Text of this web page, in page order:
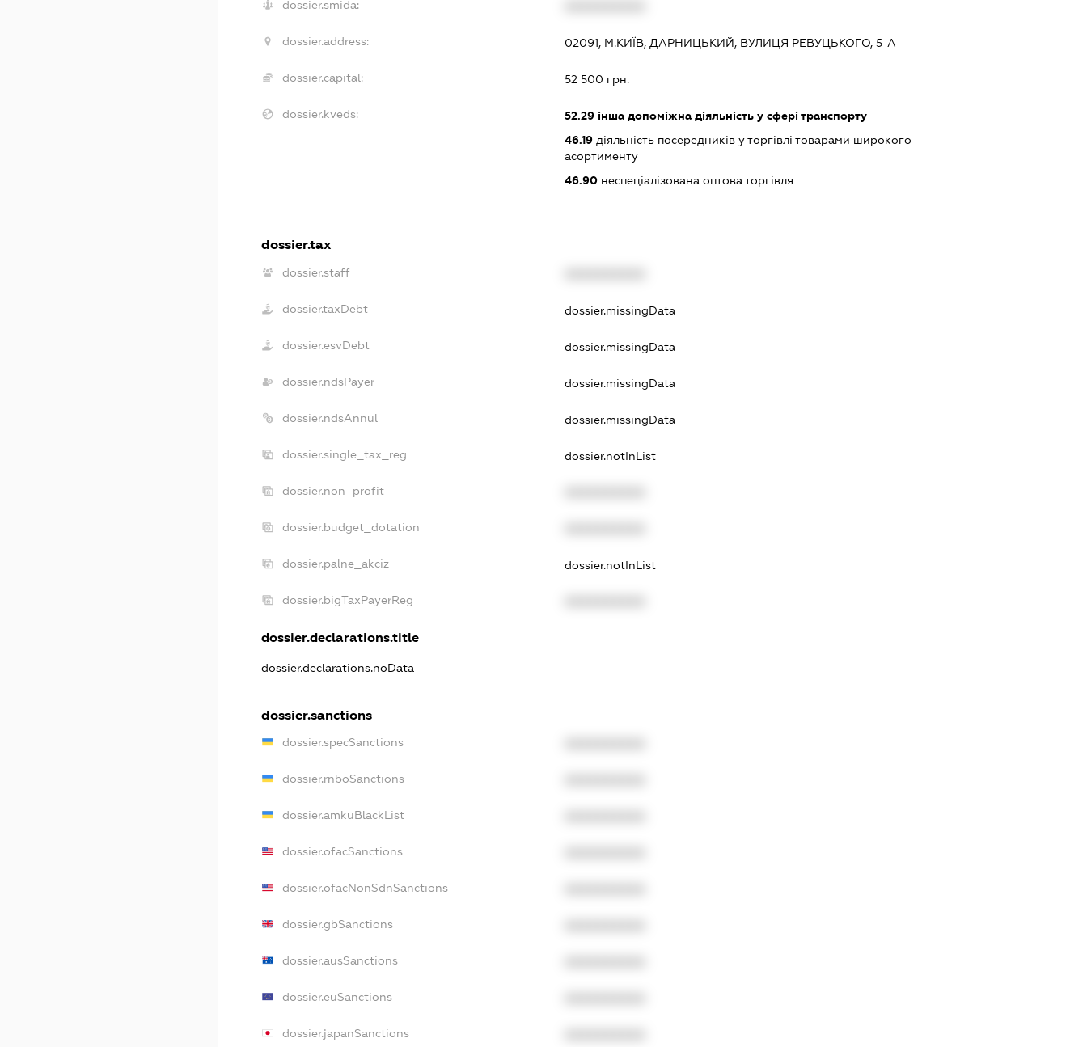
dossier.smida:
dossier.address: 02091, М.КИЇВ, ДАРНИЦЬКИЙ, ВУЛИЦЯ РЕВУЦЬКОГО, 5-А
dossier.capital: 52 500 грн.
dossier.kveds: 52.29інша допоміжна діяльність у сфері транспорту
46.19діяльність посередників у торгівлі товарами широкого
асортименту
46.90неспеціалізована оптова торгівля
dossier.tax
dossier.staff
dossier.taxDebt dossier.missingData
dossier.esvDebt dossier.missingData
dossier.ndsPayer dossier.missingData
dossier.ndsAnnul dossier.missingData
dossier.single_tax_reg dossier.notInList
dossier.non_profit
dossier.budget_dotation
dossier.palne_akciz dossier.notInList
dossier.bigTaxPayerReg
dossier.declarations.title
dossier.declarations.noData
dossier.sanctions
dossier.specSanctions
dossier.rnboSanctions
dossier.amkuBlackList
dossier.ofacSanctions
dossier.ofacNonSdnSanctions
dossier.gbSanctions
dossier.ausSanctions
dossier.euSanctions
dossier.japanSanctions